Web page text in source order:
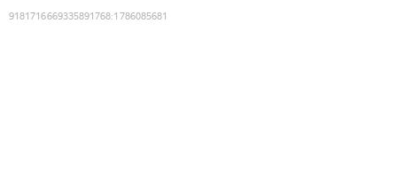
9181716669335891768:1786085681